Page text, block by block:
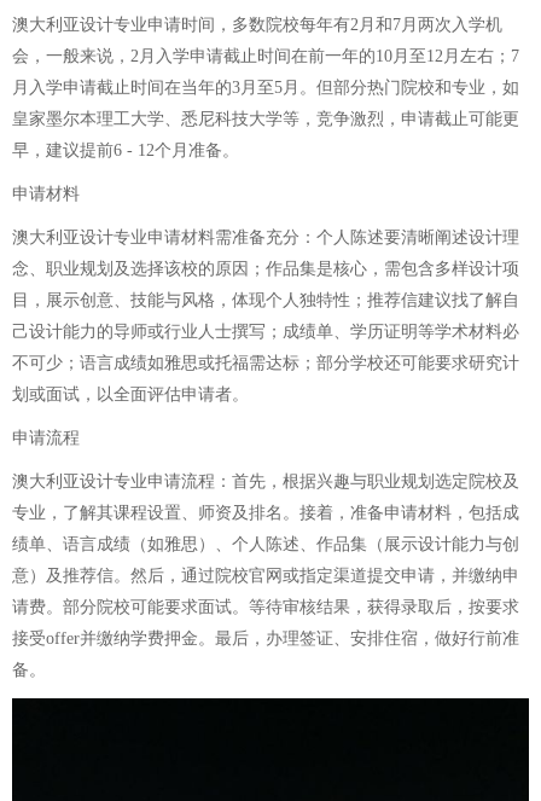
澳大利亚设计专业申请时间，多数院校每年有2月和7月两次入学机
会，一般来说，2月入学申请截止时间在前一年的10月至12月左右；7
月入学申请截止时间在当年的3月至5月。但部分热门院校和专业，如
皇家墨尔本理工大学、悉尼科技大学等，竞争激烈，申请截止可能更
早，建议提前6 - 12个月准备。
申请材料
澳大利亚设计专业申请材料需准备充分：个人陈述要清晰阐述设计理
念、职业规划及选择该校的原因；作品集是核心，需包含多样设计项
目，展示创意、技能与风格，体现个人独特性；推荐信建议找了解自
己设计能力的导师或行业人士撰写；成绩单、学历证明等学术材料必
不可少；语言成绩如雅思或托福需达标；部分学校还可能要求研究计
划或面试，以全面评估申请者。
申请流程
澳大利亚设计专业申请流程：首先，根据兴趣与职业规划选定院校及
专业，了解其课程设置、师资及排名。接着，准备申请材料，包括成
绩单、语言成绩（如雅思）、个人陈述、作品集（展示设计能力与创
意）及推荐信。然后，通过院校官网或指定渠道提交申请，并缴纳申
请费。部分院校可能要求面试。等待审核结果，获得录取后，按要求
接受offer并缴纳学费押金。最后，办理签证、安排住宿，做好行前准
备。